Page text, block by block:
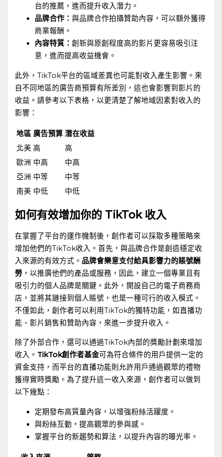
台的推薦，進而提升收入潛力。
品牌合作：與品牌合作拍攝贊助內容，可以額外獲得
商業報酬。
內容特質：創新與原創程度高的影片更容易吸引注
意，進而提高收益機會。
此外，TikTok平台的區域差異也可能對收入產生影響。來
自不同地區的廣告商預算有所差別，這也會影響到影片的
收益。請參考以下表格，以更清楚了解地域因素對收入的
影響：
地區 廣告預算 潛在收益
北美 高
高
歐洲 中高
中高
亞洲 中等
中等
南美 中低 中低
如何有效增加你的 TikTok ‌收入
在掌握了平台的運作機制後，創作者可以採取多種策略來
增加他們的TikTok收入。首先，與品牌合作是創造穩定收
入來源的有效方式。 品牌會樂意支付給具影響力的賬號酬
勞 ，以推廣他們的產品或服務，因此，建立一個專業且有
吸引力的個人品牌是關鍵。此外，開設自己的電子商務商
店，並將其鏈接到個人賬號，也是一種可行的收入模式。
不僅如此，創作者可以利用TikTok的獨特功能，如直播功
能、影片銷售和贊助內容，來進一步提升收入。
除了外部合作，還可以通過TikTok內部的獎勵計劃來增加
收入。 TikTok創作者基金可為符合條件的用戶提供一定的
資金支持，而平台的直播功能則允許用戶通過觀眾的禮物
獲得實時獎勵。為了提升這一收入來源，創作者可以做到
以下幾點：
定期發布高質量內容，以增強粉絲活躍度。
與粉絲互動，提高觀眾的參與感。
掌握平台的新趨勢和算法，以提升內容的曝光率。